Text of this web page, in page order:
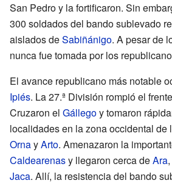
San Pedro y la fortificaron. Sin
300 soldados del bando sublevado
aislados deSabiñánigo. A pesar de
nunca fue tomada por los
El avance republicano más notable
Ipiés. La 27.ª División rompió el
Cruzaron el Gállegoy tomaron
localidades en la zona occidental de
OrnayArto. Amenazaron la
Caldearenasy llegaron cerca deAra
Jaca. Allí, la resistencia del bando